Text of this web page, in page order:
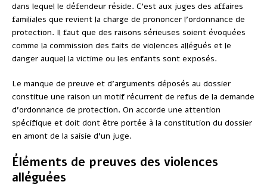
dans lequel le défendeur réside. C’est aux juges des affaires
familiales que revient la charge de prononcer l’ordonnance de
protection. Il faut que des raisons sérieuses soient évoquées
comme la commission des faits de violences allégués et le
danger auquel la victime ou les enfants sont exposés.
Le manque de preuve et d’arguments déposés au dossier
constitue une raison un motif récurrent de refus de la demande
d’ordonnance de protection. On accorde une attention
spécifique et doit dont être portée à la constitution du dossier
en amont de la saisie d’un juge.
Éléments de preuves des violences
alléguées